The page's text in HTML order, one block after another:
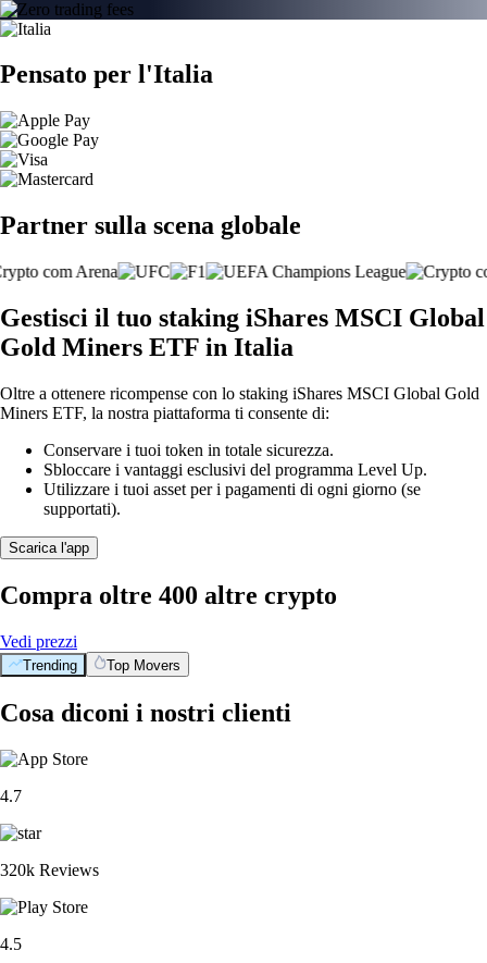
Pensato per l'Italia
Partner sulla scena globale
Gestisci il tuo staking iShares MSCI Global
Gold Miners ETF in Italia
Oltre a ottenere ricompense con lo staking iShares MSCI Global Gold
Miners ETF, la nostra piattaforma ti consente di:
Conservare i tuoi token in totale sicurezza.
Sbloccare i vantaggi esclusivi del programma Level Up.
Utilizzare i tuoi asset per i pagamenti di ogni giorno (se
supportati).
Scarica l'app
Compra oltre 400 altre crypto
Vedi prezzi
Trending Top Movers
Cosa diconi i nostri clienti
4.7
320k Reviews
4.5